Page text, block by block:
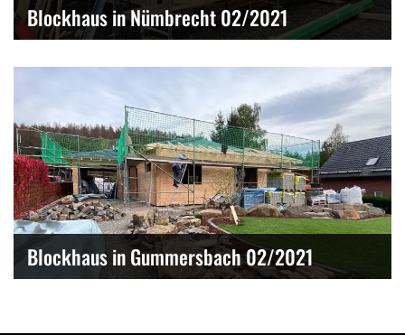
Blockhaus in Nümbrecht 02/2021
Blockhaus in Gummersbach 02/2021